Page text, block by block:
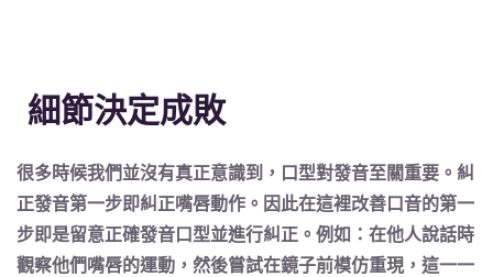
細節決定成敗
很多時候我們並沒有真正意識到，口型對發音至關重要。 糾
正發音第一步即糾正嘴唇動作 。因此在這裡改善口音的第一
步即是留意正確發音口型並進行糾正。例如： 在他人說話時
觀察他們嘴唇的運動，然後嘗試在鏡子前模仿重現，這一一